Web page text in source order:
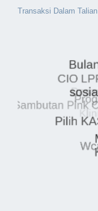
Transaksi Dalam Talian